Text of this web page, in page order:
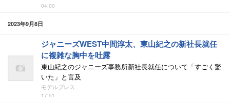
04:00
2023年9月8日
ジャニーズWEST中間淳太、東山紀之の新社長就任
に複雑な胸中を吐露
東山紀之のジャニーズ事務所新社長就任について「すごく驚
いた」と言及
モデルプレス
17:51